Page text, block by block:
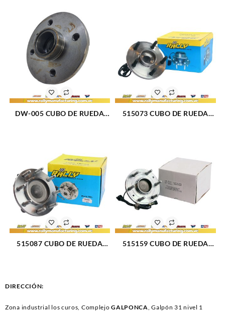
DW-005 CUBO DE RUEDA
515073 CUBO DE RUEDA
515087 CUBO DE RUEDA
515159 CUBO DE RUEDA
DIRECCIÓN:
Zona industrial los curos, ComplejoGALPONCA, Galpón 31 nivel 1